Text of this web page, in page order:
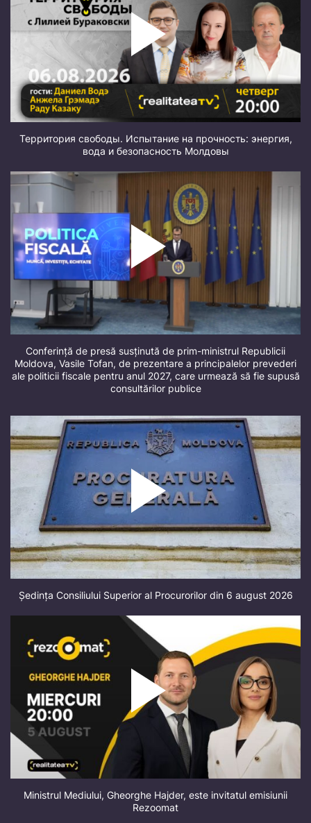
Территория свободы. Испытание на прочность: энергия,
вода и безопасность Молдовы
Conferință de presă susținută de prim-ministrul Republicii
Moldova, Vasile Tofan, de prezentare a principalelor prevederi
ale politicii fiscale pentru anul 2027, care urmează să fie supusă
consultărilor publice
Ședința Consiliului Superior al Procurorilor din 6 august 2026
Ministrul Mediului, Gheorghe Hajder, este invitatul emisiunii
Rezoomat